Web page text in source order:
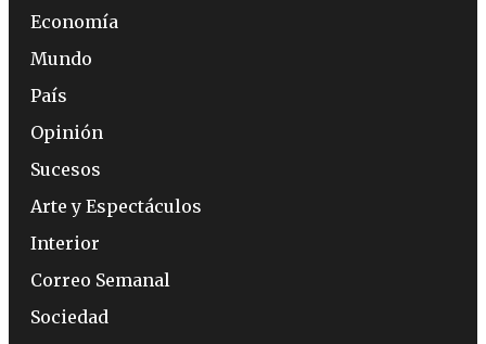
Economía
Mundo
País
Opinión
Sucesos
Arte y Espectáculos
Interior
Correo Semanal
Sociedad